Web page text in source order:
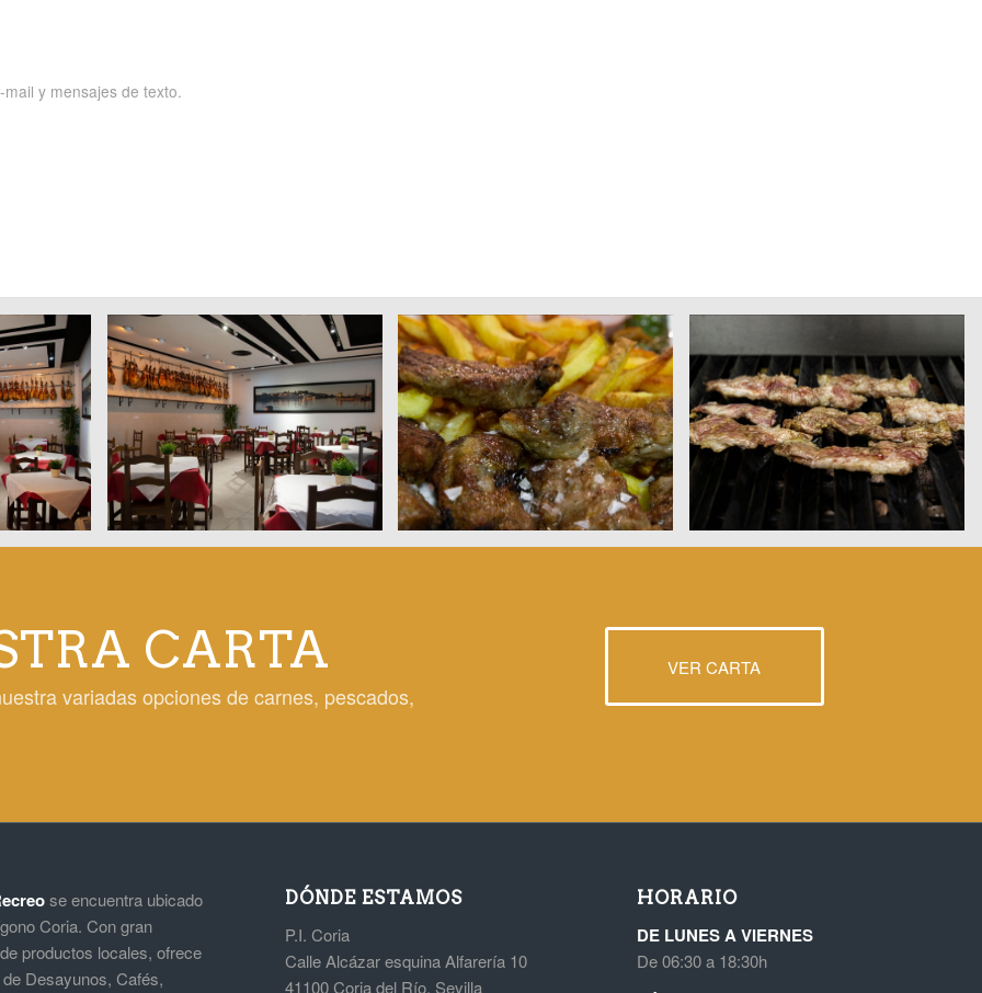
y mensajes de texto.
CARTA
variadas opciones de carnes, pescados,
VER CARTA
se encuentra ubicado
Coria. Con gran
productos locales, ofrece
Desayunos, Cafés,
DÓNDE ESTAMOS
P.I. Coria
Calle Alcázar esquina Alfarería 10
41100 Coria del Río, Sevilla
HORARIO
DE LUNES A VIERNES
De 06:30 a 18:30h